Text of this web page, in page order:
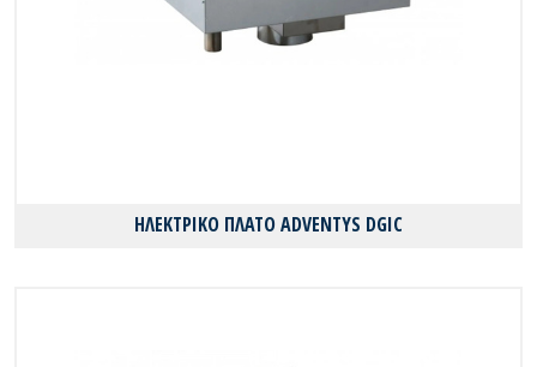
ΗΛΕΚΤΡΙΚΟ ΠΛΑΤΟ ADVENTYS DGIC